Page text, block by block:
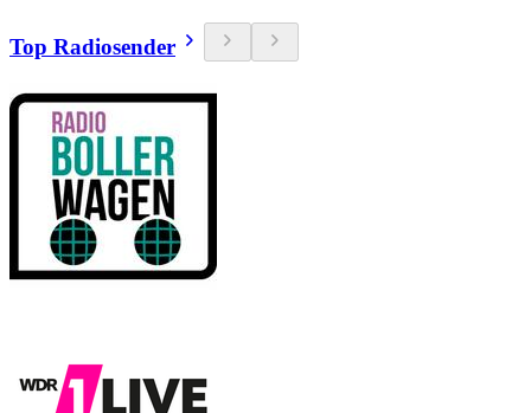
Top Radiosender